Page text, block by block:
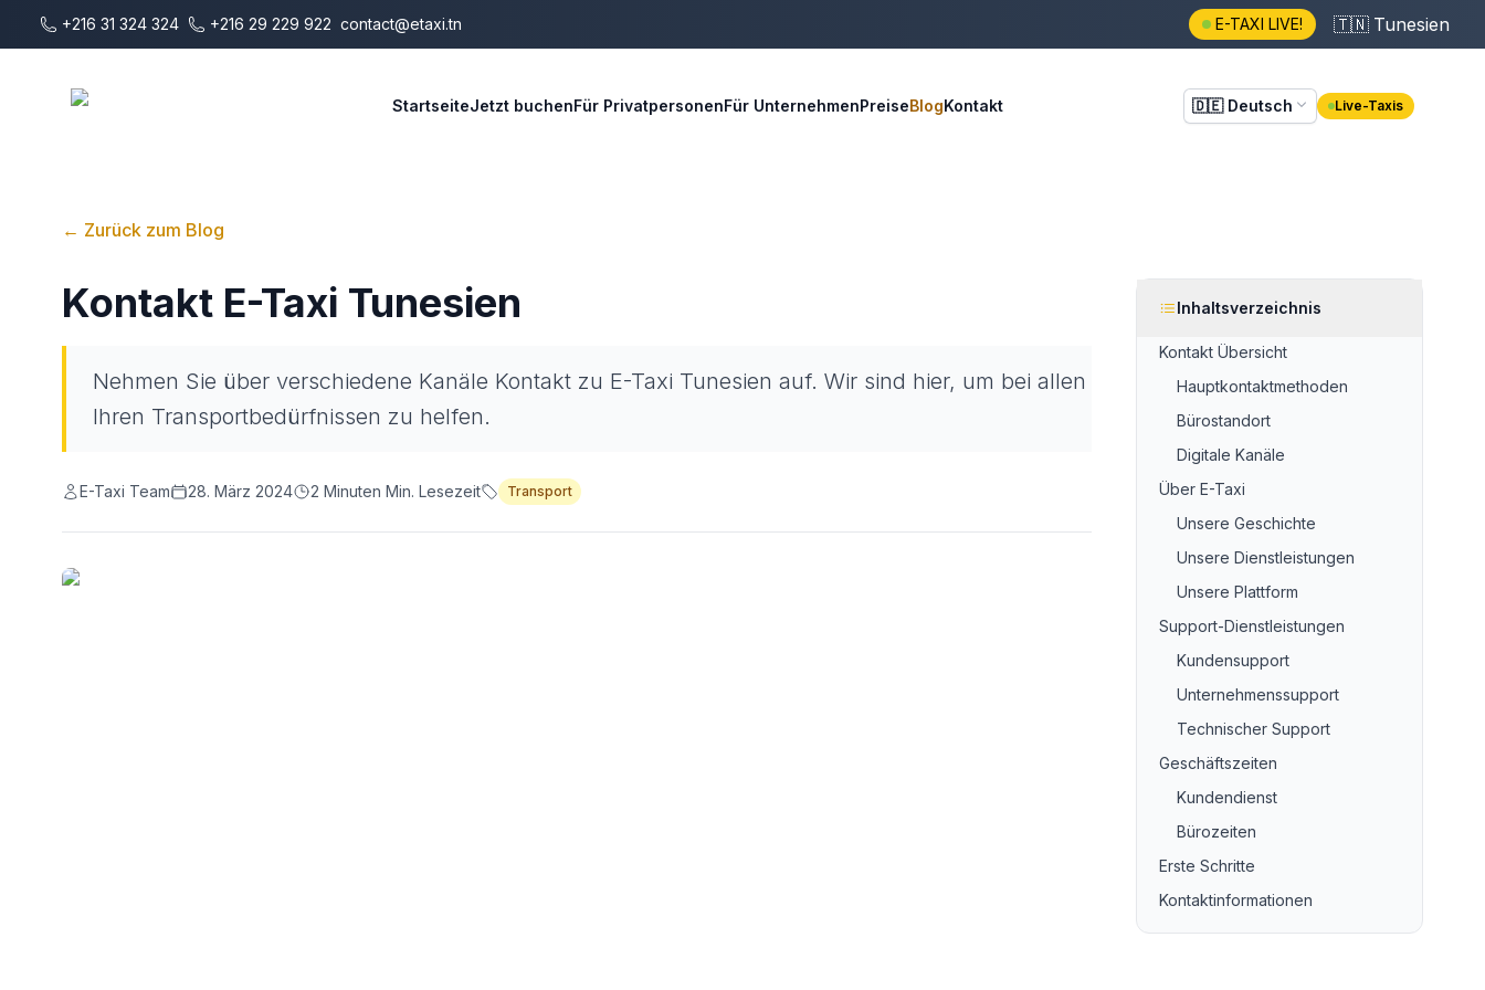
Zum Hauptinhalt springen
+216 31 324 324 +216 29 229 922 contact@etaxi.tn E-TAXI LIVE! 🇹🇳 Tunesien
StartseiteJetzt buchenFür PrivatpersonenFür UnternehmenPreiseBlogKontakt 🇩🇪 Deutsch Live-Taxis
← Zurück zum Blog
Kontakt E-Taxi Tunesien
Nehmen Sie über verschiedene Kanäle Kontakt zu E-Taxi Tunesien auf. Wir sind hier, um bei allen
Ihren Transportbedürfnissen zu helfen.
E-Taxi Team 28. März 2024 2 Minuten Min. Lesezeit Transport
Inhaltsverzeichnis
Kontakt Übersicht
Hauptkontaktmethoden
Bürostandort
Digitale Kanäle
Über E-Taxi
Unsere Geschichte
Unsere Dienstleistungen
Unsere Plattform
Support-Dienstleistungen
Kundensupport
Unternehmenssupport
Technischer Support
Geschäftszeiten
Kundendienst
Bürozeiten
Erste Schritte
Kontaktinformationen